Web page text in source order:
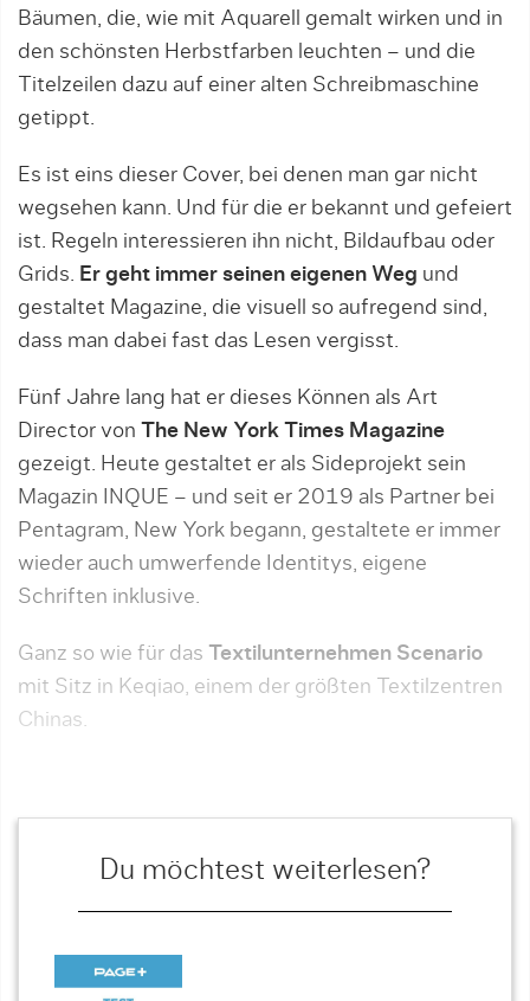
Bäumen, die, wie mit Aquarell gemalt wirken und in
den schönsten Herbstfarben leuchten – und die
Titelzeilen dazu auf einer alten Schreibmaschine
getippt.
Es ist eins dieser Cover, bei denen man gar nicht
wegsehen kann. Und für die er bekannt und gefeiert
ist. Regeln interessieren ihn nicht, Bildaufbau oder
Grids. Er geht immer seinen eigenen Weg und
gestaltet Magazine, die visuell so aufregend sind,
dass man dabei fast das Lesen vergisst.
Fünf Jahre lang hat er dieses Können als Art
Director von The New York Times Magazine
gezeigt. Heute gestaltet er als Sideprojekt sein
Magazin INQUE – und seit er 2019 als Partner bei
Pentagram, New York begann, gestaltete er immer
wieder auch umwerfende Identitys, eigene
Schriften inklusive.
Ganz so wie für das Textilunternehmen Scenario
mit Sitz in Keqiao, einem der größten Textilzentren
Chinas.
Du möchtest weiterlesen?